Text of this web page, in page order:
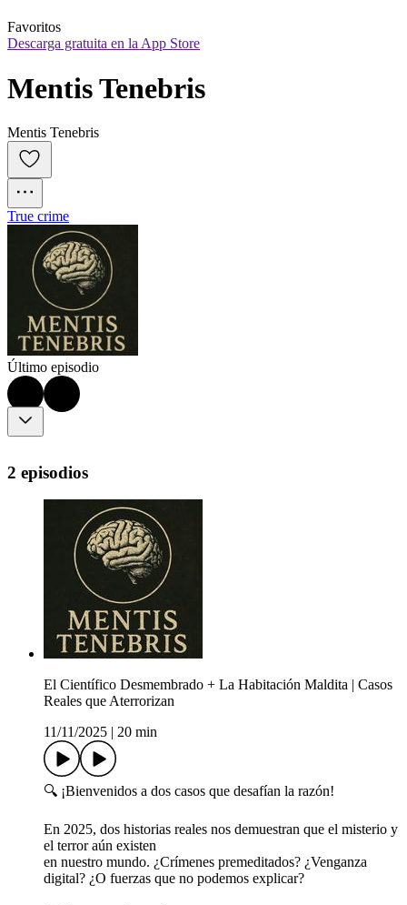
Favoritos
Descarga gratuita en la App Store
Mentis Tenebris
Mentis Tenebris
True crime
Último episodio
2 episodios
El Científico Desmembrado + La Habitación Maldita | Casos
Reales que Aterrorizan
11/11/2025
20 min
🔍 ¡Bienvenidos a dos casos que desafían la razón!
En 2025, dos historias reales nos demuestran que el misterio y
el terror aún existen
en nuestro mundo. ¿Crímenes premeditados? ¿Venganza
digital? ¿O fuerzas que no podemos explicar?